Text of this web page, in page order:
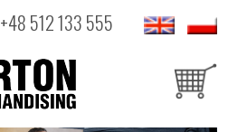
+48 512 133 555